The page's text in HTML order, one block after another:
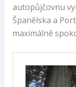
autopůjčovnu
Španělska a
maximálně